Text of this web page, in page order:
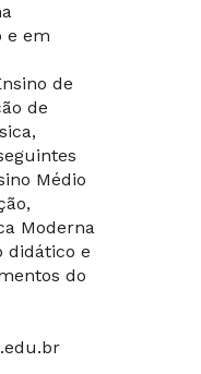
e em
de
de
Médio
Moderna
didático e
do